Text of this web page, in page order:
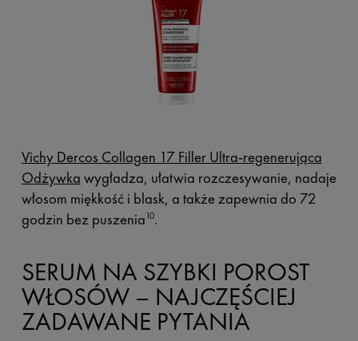
Vichy Dercos Collagen 17 Filler Ultra-regenerująca
Odżywka wygładza, ułatwia rozczesywanie, nadaje
włosom miękkość i blask, a także zapewnia do 72
godzin bez puszenia 10.
SERUM NA SZYBKI POROST
WŁOSÓW – NAJCZĘŚCIEJ
ZADAWANE PYTANIA